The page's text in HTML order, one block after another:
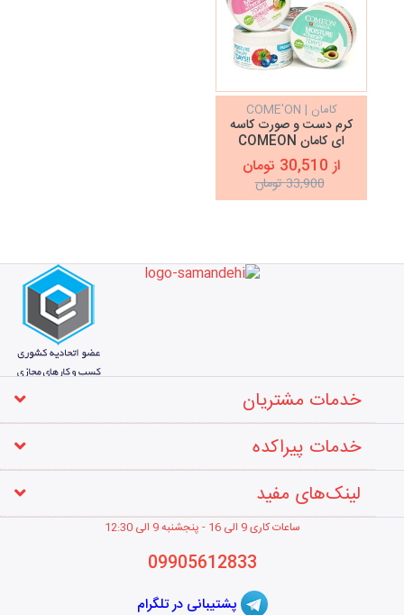
کامان | COME'ON
کرم دست و صورت کاسه
ای کامان COMEON
از 30,510 تومان
33,900 تومان
خدمات مشتریان
خدمات پیراکده
لینک‌های مفید
ساعات کاری 9 الی 16 - پنجشنبه 9 الی 12 :30
09905612833
پشتیبانی در تلگرام